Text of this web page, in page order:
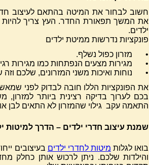
חשוב לבחור את המיטה בהתאם לעיצוב
את המשך תפאורת החדר. העץ צריך להיות
ילדים.
פונקציות נדרשות ממיטת ילדים
•
מזרון כפול נשלף.
•
מגירות מצעים הנפתחות כמו מגירות
•
נוחות ואיכות משני המזרונים, שלכם
את הפונקציות הללו חובה לבדוק לפני
בכם לערוך בדיקה רצינית ביותר
התאמה עקב גילוי שהמזרון לא התאים לבן
שמנת עיצוב חדרי ילדים – הדרך למיטות
בואו לגלות מיטות לחדרי ילדים בעיצובים
והילדות שלכם. ניתן לרכוש אותן כחלק